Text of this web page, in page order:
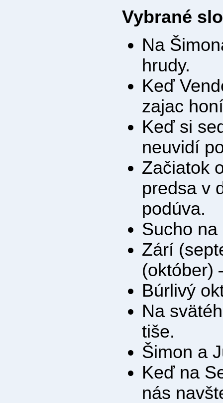
Vybrané
Na
hrudy.
Keď
zajac
Keď si
neuvidí
Začiatok
predsa v
podúva.
Sucho
Zárí
(október)
Búrlivý
Na
tiše.
Šimon a
Keď na
nás